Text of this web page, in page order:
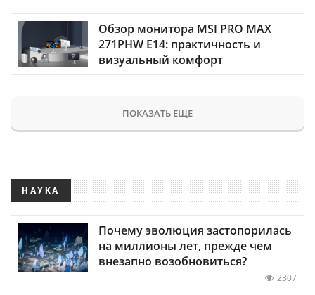
Обзор монитора MSI PRO MAX
271PHW E14: практичность и
визуальный комфорт
ПОКАЗАТЬ ЕЩЕ
НАУКА
Почему эволюция застопорилась
на миллионы лет, прежде чем
внезапно возобновиться?
2307